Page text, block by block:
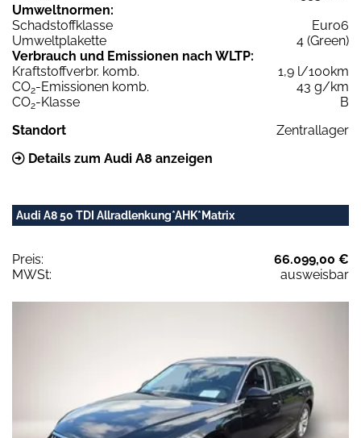
Umweltnormen:
Schadstoffklasse
Euro6
Umweltplakette
4 (Green)
Verbrauch und Emissionen nach WLTP:
Kraftstoffverbr. komb.
1,9 l/100km
CO2-Emissionen komb.
43 g/km
CO2-Klasse
B
Standort
Zentrallager
Details zum Audi A8 anzeigen
Audi A8 50 TDI Allradlenkung*AHK*Matrix
Preis:
66.099,00 €
MWSt:
ausweisbar